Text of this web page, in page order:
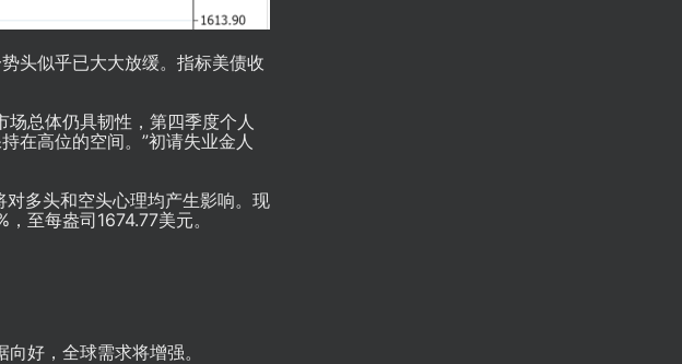
头似乎已大大放缓。指标美债收
总体仍具韧性，第四季度个人
在高位的空间。”初请失业金人
多头和空头心理均产生影响。现
至每盎司1674.77美元。
好，全球需求将增强。